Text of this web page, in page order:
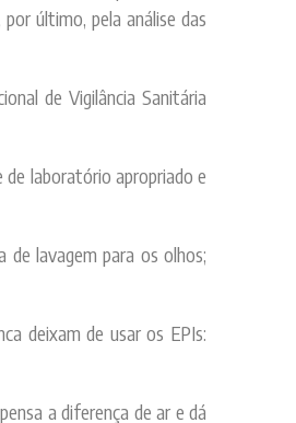
último, pela análise das
de Vigilância Sanitária
de laboratório apropriado e
de lavagem para os olhos;
deixam de usar os EPIs:
a diferença de ar e dá